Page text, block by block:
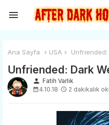
Ana Sayfa USA Unfriended:
Unfriended: Dark
person Fatih Varlık
4.10.18
2 dakikalık